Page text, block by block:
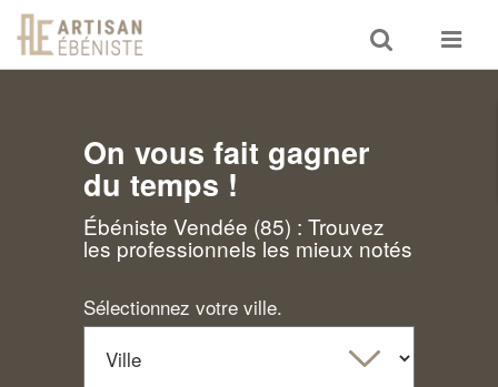
Toggle
search
Toggle
On vous fait gagner
du temps !
Ébéniste Vendée (85) : Trouvez
les professionnels les mieux notés
Sélectionnez votre ville.